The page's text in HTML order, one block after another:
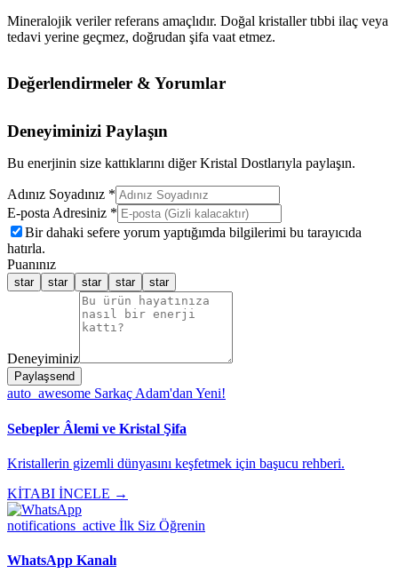
Mineralojik veriler referans amaçlıdır. Doğal kristaller tıbbi ilaç veya
tedavi yerine geçmez, doğrudan şifa vaat etmez.
Değerlendirmeler & Yorumlar
Deneyiminizi Paylaşın
Bu enerjinin size kattıklarını diğer Kristal Dostlarıyla paylaşın.
Adınız Soyadınız *
E-posta Adresiniz *
Bir dahaki sefere yorum yaptığımda bilgilerimi bu tarayıcıda
hatırla.
Puanınız
star star star star star
Deneyiminiz
Paylaşsend
auto_awesome Sarkaç Adam'dan Yeni!
Sebepler Âlemi ve Kristal Şifa
Kristallerin gizemli dünyasını keşfetmek için başucu rehberi.
KİTABI İNCELE →
notifications_active İlk Siz Öğrenin
WhatsApp Kanalı